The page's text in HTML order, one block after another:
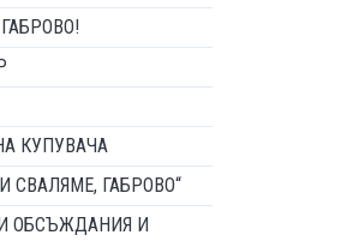
КУПУВАЧА
СВАЛЯМЕ, ГАБРОВО“
ОБСЪЖДАНИЯ И